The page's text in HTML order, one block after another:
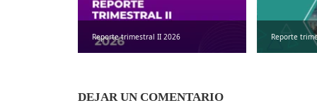
Reporte trimestral II 2026 Reporte
DEJAR UN COMENTARIO